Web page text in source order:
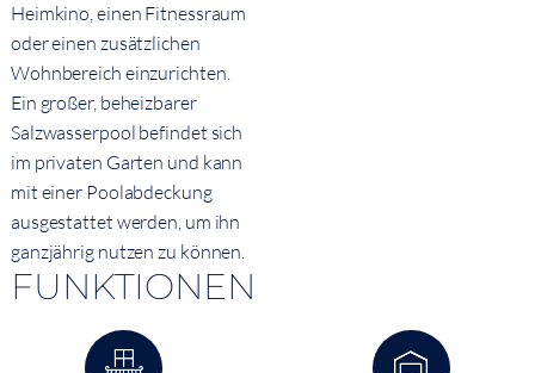
Heimkino, einen Fitnessraum
oder einen zusätzlichen
Wohnbereich einzurichten.
Ein großer, beheizbarer
Salzwasserpool befindet sich
im privaten Garten und kann
mit einer Poolabdeckung
ausgestattet werden, um ihn
ganzjährig nutzen zu können.
FUNKTIONEN